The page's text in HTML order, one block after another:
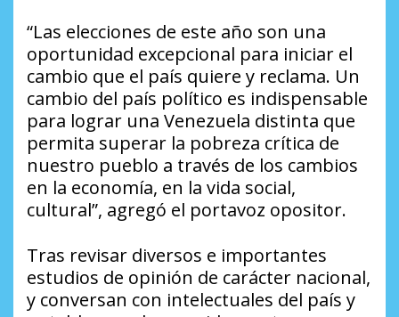
“Las elecciones de este año son una
oportunidad excepcional para iniciar el
cambio que el país quiere y reclama. Un
cambio del país político es indispensable
para lograr una Venezuela distinta que
permita superar la pobreza crítica de
nuestro pueblo a través de los cambios
en la economía, en la vida social,
cultural”, agregó el portavoz opositor.
Tras revisar diversos e importantes
estudios de opinión de carácter nacional,
y conversan con intelectuales del país y